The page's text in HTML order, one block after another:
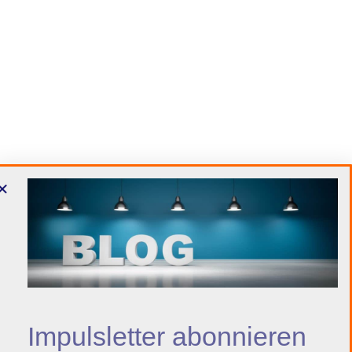
Impulsletter abonnieren